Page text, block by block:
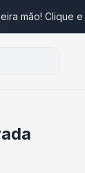
mão! Clique